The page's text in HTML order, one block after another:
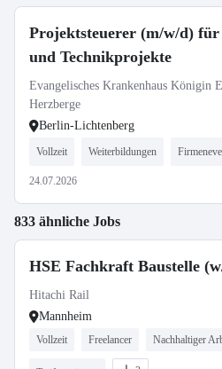
Projektsteuerer (m/w/d) für
und Technikprojekte
Evangelisches Krankenhaus Königin
Herzberge
Berlin-Lichtenberg
Vollzeit Weiterbildungen
24.07.2026
833 ähnliche Jobs
HSE Fachkraft Baustelle
Hitachi Rail
Mannheim
Vollzeit Freelancer Nachhaltiger